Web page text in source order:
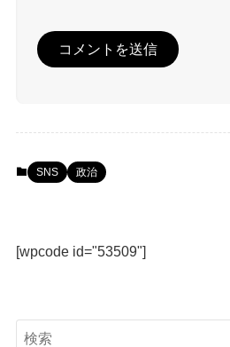
SNS 政治
[wpcode id="53509"]